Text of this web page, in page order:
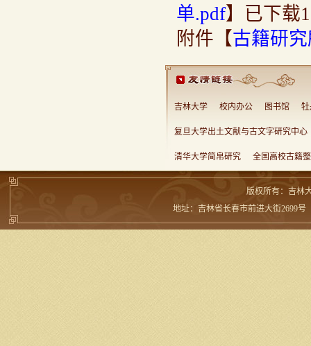
单.pdf】已下载
附件【古籍研
吉林大学 校内办公 图书馆
复旦大学出土文献与古文字研究中心
清华大学简帛研究 全国高校古籍
版权所有：吉林
地址：吉林省长春市前进大街2699号